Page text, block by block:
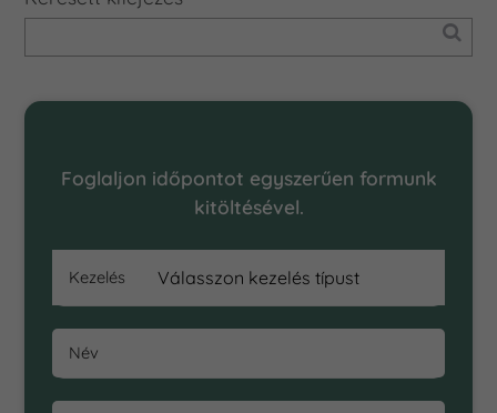
Foglaljon időpontot egyszerűen formunk
kitöltésével.
Kezelés
Név